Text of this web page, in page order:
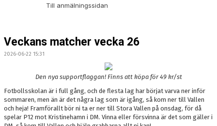
MEDLEMSKAP OCH AVGIFTER
FRITIDSKORTET
Till anmälningssidan
Veckans matcher vecka 26
2026-06-22 15:31
Den nya supportflaggan! Finns att köpa för 49 kr/st
Fotbollsskolan är i full gång, och de flesta lag har börjat varva ner inför
sommaren, men än är det några lag som är igång, så kom ner till Vallen
och heja! Framförallt bör ni ta er ner till Stora Vallen på onsdag, för då
spelar P12 mot Kristinehamn i DM. Vinna eller försvinna är det som gäller i